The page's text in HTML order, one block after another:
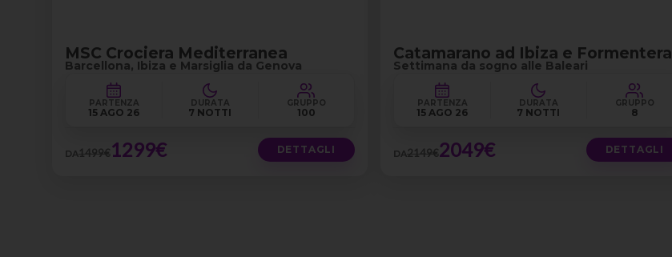
MSC Crociera Mediterranea
Barcellona, Ibiza e Marsiglia da Genova
PARTENZA
15 AGO 26
DURATA
7 NOTTI
GRUPPO
100
DA1499€1299€ DETTAGLI
Catamarano ad Ibiza e Formentera
Settimana da sogno alle Baleari
PARTENZA
15 AGO 26
DURATA
7 NOTTI
GRUPPO
8
DA2149€2049€ DETTAGLI